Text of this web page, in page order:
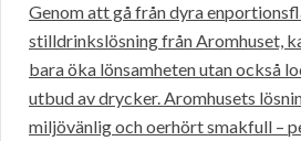
Genom att gå från dyra
stilldrinkslösning från Aromhuset,
bara öka lönsamheten utan också
utbud av drycker. Aromhusets
miljövänlig och oerhört smakfull –